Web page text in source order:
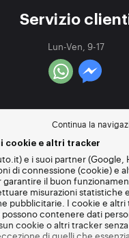
Servizio
Lun-Ven, 9-17
Continua la
cookie e altri tracker
e i suoi partner
di connessione (cookie) e
garantire il buon
misurazioni statistiche
pubblicitarie. I cookie e
contenere dati
cookie o altri tracker
di quelli che